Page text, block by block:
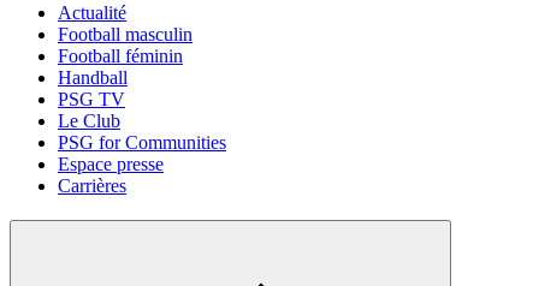
Actualité
Football masculin
Football féminin
Handball
PSG TV
Le Club
PSG for Communities
Espace presse
Carrières